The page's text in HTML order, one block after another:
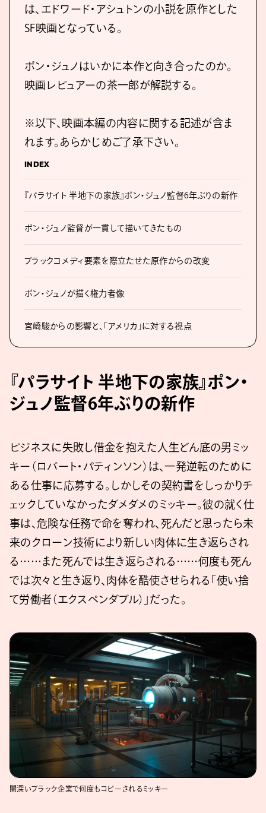
は、エドワード・アシュトンの小説を原作とした
SF映画となっている。
ポン・ジュノはいかに本作と向き合ったのか。
映画レビュアーの茶一郎が解説する。
※以下、映画本編の内容に関する記述が含ま
れます。あらかじめご了承下さい。
INDEX
『パラサイト 半地下の家族』ポン・ジュノ監督6年ぶりの新作
ポン・ジュノ監督が一貫して描いてきたもの
ブラックコメディ要素を際立たせた原作からの改変
ポン・ジュノが描く権力者像
宮崎駿からの影響と、「アメリカ」に対する視点
『パラサイト 半地下の家族』ポン・
ジュノ監督6年ぶりの新作
ビジネスに失敗し借金を抱えた人生どん底の男ミッ
キー（ロバート・パティンソン）は、一発逆転のために
ある仕事に応募する。しかしその契約書をしっかりチ
ェックしていなかったダメダメのミッキー。彼の就く仕
事は、危険な任務で命を奪われ、死んだと思ったら未
来のクローン技術により新しい肉体に生き返らされ
る……また死んでは生き返らされる……何度も死ん
では次々と生き返り、肉体を酷使させられる「使い捨
て労働者（エクスペンダブル）」だった。
闇深いブラック企業で何度もコピーされるミッキー